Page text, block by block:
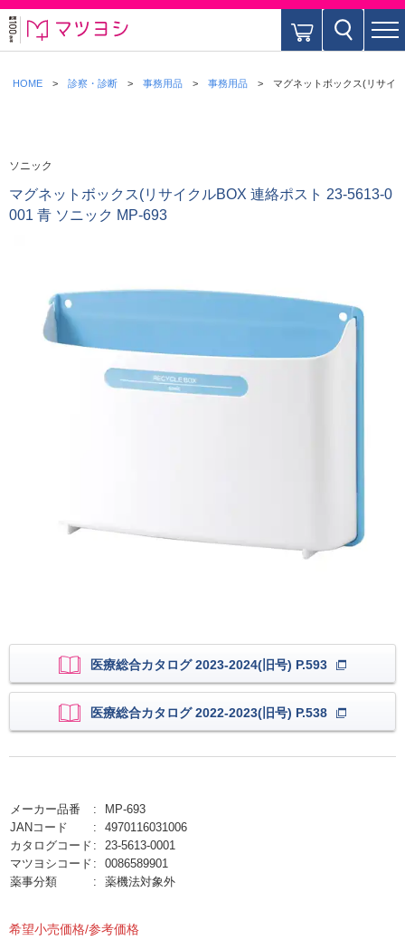
HOME 診察・診断 事務用品 事務用品 マグネットボックス(リサイ
ソニック
マグネットボックス(リサイクルBOX 連絡ポスト 23-5613-0
001 青 ソニック MP-693
医療総合カタログ 2023-2024(旧号) P.593
医療総合カタログ 2022-2023(旧号) P.538
メーカー品番
MP-693
JANコード
4970116031006
カタログコード
23-5613-0001
マツヨシコード
0086589901
薬事分類
薬機法対象外
希望小売価格/参考価格